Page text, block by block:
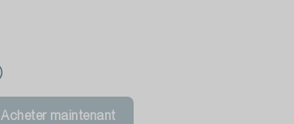
Acheter maintenant